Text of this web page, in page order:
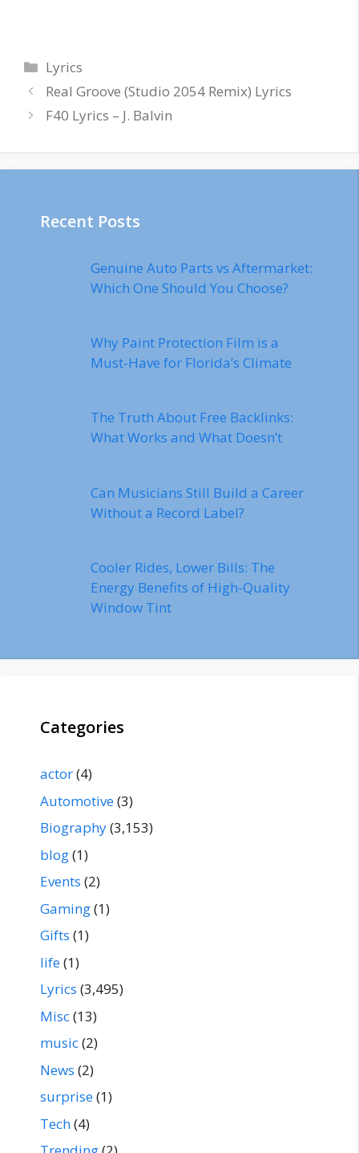
Categories
Lyrics
Real Groove (Studio 2054 Remix) Lyrics
F40 Lyrics – J. Balvin
Recent Posts
Genuine Auto Parts vs Aftermarket:
Which One Should You Choose?
Why Paint Protection Film is a
Must-Have for Florida’s Climate
The Truth About Free Backlinks:
What Works and What Doesn’t
Can Musicians Still Build a Career
Without a Record Label?
Cooler Rides, Lower Bills: The
Energy Benefits of High-Quality
Window Tint
Categories
actor(4)
Automotive(3)
Biography(3,153)
blog(1)
Events (2)
Gaming(1)
Gifts (1)
life(1)
Lyrics (3,495)
Misc(13)
music(2)
News (2)
surprise(1)
Tech(4)